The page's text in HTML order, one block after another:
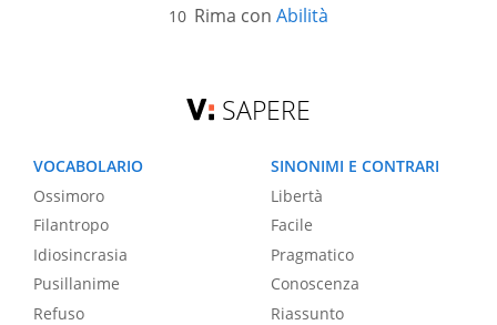
Rima con Abilità
SAPERE
VOCABOLARIO
Ossimoro
Filantropo
Idiosincrasia
Pusillanime
Refuso
SINONIMI E CONTRARI
Libertà
Facile
Pragmatico
Conoscenza
Riassunto